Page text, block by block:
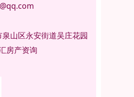
山区永安街道吴庄花园
房产资询